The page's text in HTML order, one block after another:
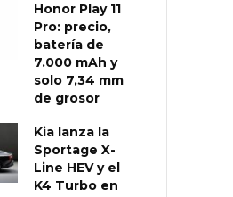
Honor Play 11
Pro: precio,
batería de
7.000 mAh y
solo 7,34 mm
de grosor
Kia lanza la
Sportage X-
Line HEV y el
K4 Turbo en